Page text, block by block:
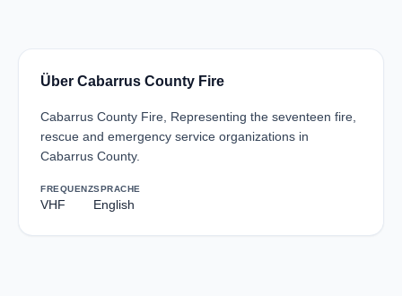
Über Cabarrus County Fire
Cabarrus County Fire, Representing the seventeen fire,
rescue and emergency service organizations in
Cabarrus County.
FREQUENZ
VHF
SPRACHE
English